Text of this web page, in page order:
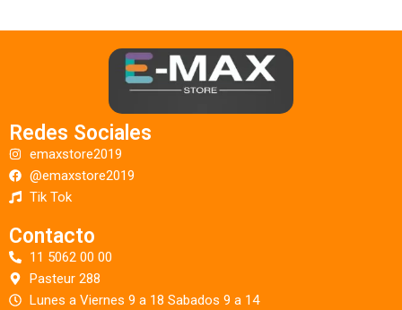
Redes Sociales
emaxstore2019
@emaxstore2019
Tik Tok
Contacto
11 5062 00 00
Pasteur 288
Lunes a Viernes 9 a 18 Sabados 9 a 14